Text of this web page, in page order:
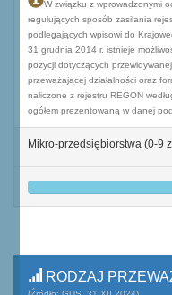
W związku z wprowadzonymi
regulujących sposób zasilania
podlegających wpisowi do
31 grudnia 2014 r. istnieje
pozycji dotyczących
przeważającej działalności oraz
naliczone z rejestru REGON
ogółem prezentowaną w danej
Mikro-przedsiębiorstwa (0-9
RODZAJ